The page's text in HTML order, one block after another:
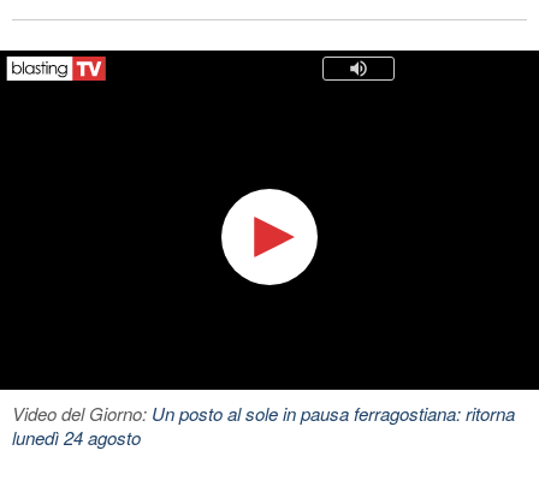
Video del Giorno: Un posto al sole in pausa ferragostiana: ritorna
lunedì 24 agosto